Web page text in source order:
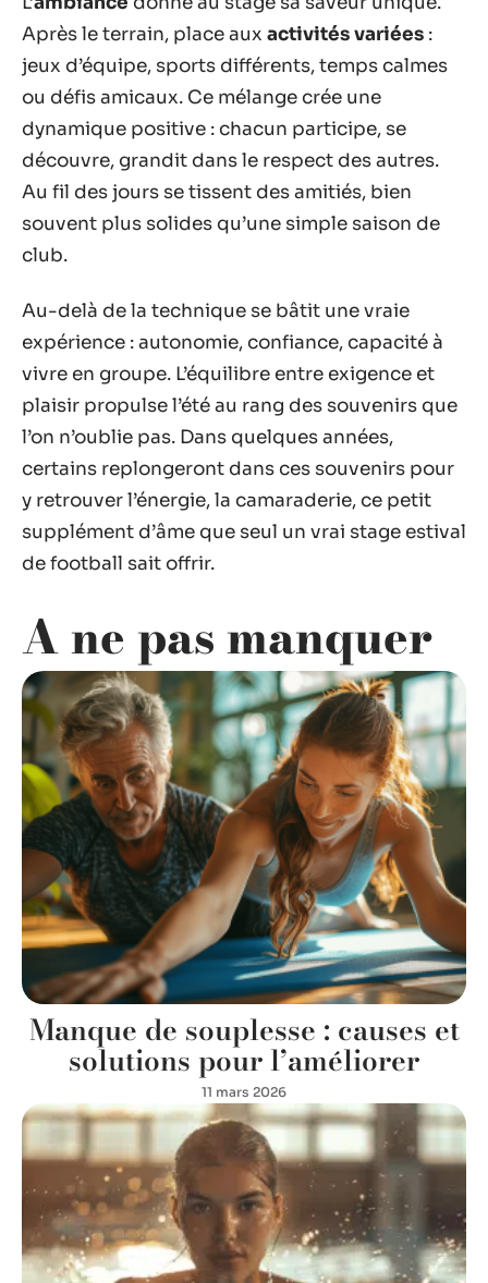
Après le terrain, place aux activités variées :
jeux d’équipe, sports différents, temps calmes
ou défis amicaux. Ce mélange crée une
dynamique positive : chacun participe, se
découvre, grandit dans le respect des autres.
Au fil des jours se tissent des amitiés, bien
souvent plus solides qu’une simple saison de
club.
Au-delà de la technique se bâtit une vraie
expérience : autonomie, confiance, capacité à
vivre en groupe. L’équilibre entre exigence et
plaisir propulse l’été au rang des souvenirs que
l’on n’oublie pas. Dans quelques années,
certains replongeront dans ces souvenirs pour
y retrouver l’énergie, la camaraderie, ce petit
supplément d’âme que seul un vrai stage estival
de football sait offrir.
A ne pas manquer
Manque de souplesse : causes et
solutions pour l’améliorer
11 mars 2026